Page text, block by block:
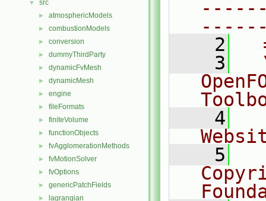
▼ src
► atmosphericModels
► combustionModels
► conversion
► dummyThirdParty
► dynamicFvMesh
► dynamicMesh
► engine
► fileFormats
► finiteVolume
► functionObjects
► fvAgglomerationMethods
► fvMotionSolver
► fvOptions
► genericPatchFields
► lagrangian
    2
    3
    4
    5